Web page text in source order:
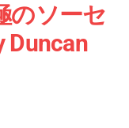
のソーセ
Duncan